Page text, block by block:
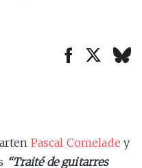
Pascal Comelade y
“Traité de guitarres